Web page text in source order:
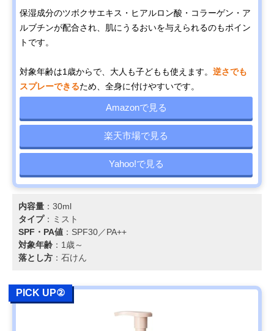
保湿成分のツボクサエキス・ヒアルロン酸・コラーゲン・ア
ルブチンが配合され、肌にうるおいを与えられるのもポイン
トです。
対象年齢は1歳からで、大人も子どもも使えます。 逆さでも
スプレーできるため、全身に付けやすいです。
Amazonで見る
楽天市場で見る
Yahoo!で見る
内容量 ：30ml
タイプ：ミスト
SPF・PA値 ：SPF30／PA++
対象年齢 ：1歳～
落とし方 ：石けん
PICK UP②